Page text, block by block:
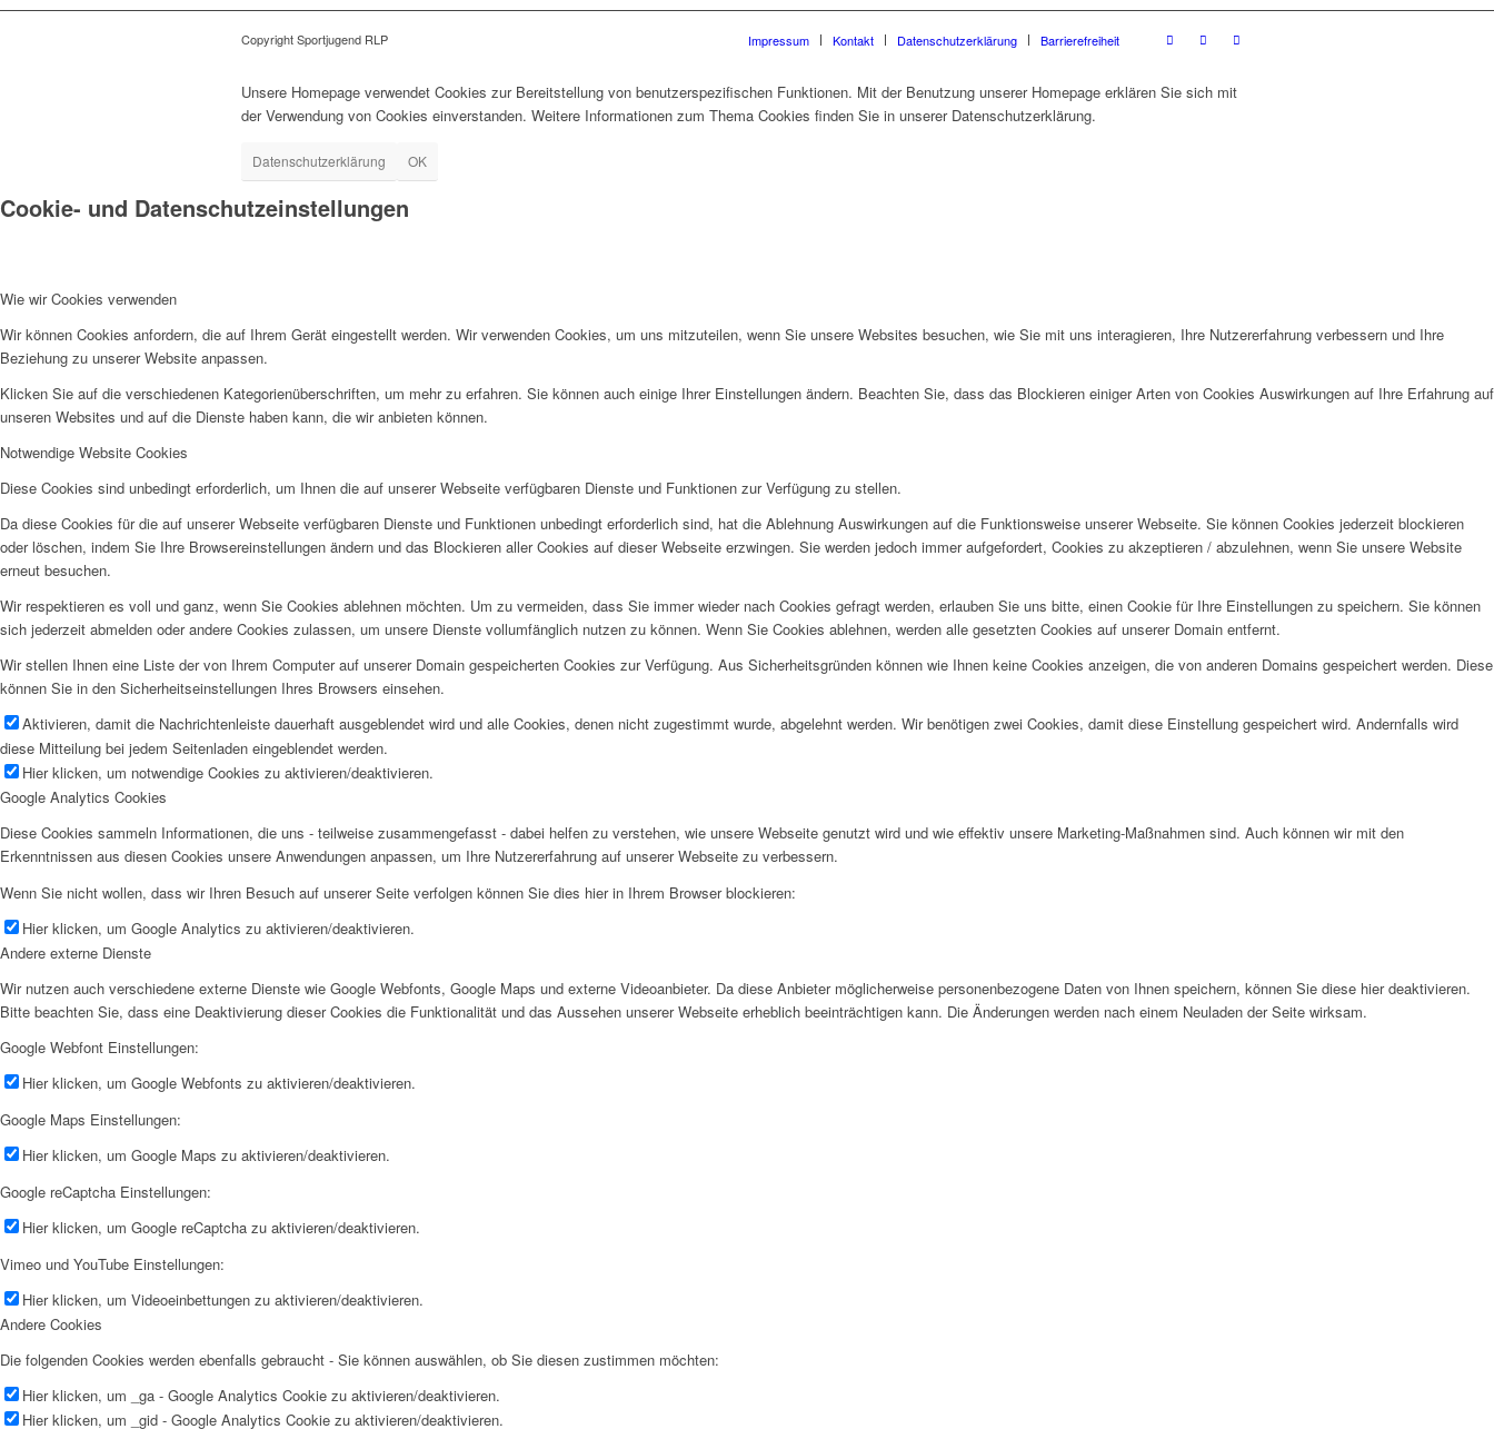
Copyright Sportjugend RLP Impressum Kontakt Datenschutzerklärung Barrierefreiheit
Unsere Homepage verwendet Cookies zur Bereitstellung von benutzerspezifischen Funktionen. Mit der Benutzung unserer Homepage erklären Sie sich mit
der Verwendung von Cookies einverstanden. Weitere Informationen zum Thema Cookies finden Sie in unserer Datenschutzerklärung.
Datenschutzerklärung OK
Cookie- und Datenschutzeinstellungen
Wie wir Cookies verwenden
Wir können Cookies anfordern, die auf Ihrem Gerät eingestellt werden. Wir verwenden Cookies, um uns mitzuteilen, wenn Sie unsere Websites besuchen, wie Sie mit uns interagieren, Ihre Nutzererfahrung verbessern und Ihre
Beziehung zu unserer Website anpassen.
Klicken Sie auf die verschiedenen Kategorienüberschriften, um mehr zu erfahren. Sie können auch einige Ihrer Einstellungen ändern. Beachten Sie, dass das Blockieren einiger Arten von Cookies Auswirkungen auf Ihre Erfahrung auf
unseren Websites und auf die Dienste haben kann, die wir anbieten können.
Notwendige Website Cookies
Diese Cookies sind unbedingt erforderlich, um Ihnen die auf unserer Webseite verfügbaren Dienste und Funktionen zur Verfügung zu stellen.
Da diese Cookies für die auf unserer Webseite verfügbaren Dienste und Funktionen unbedingt erforderlich sind, hat die Ablehnung Auswirkungen auf die Funktionsweise unserer Webseite. Sie können Cookies jederzeit blockieren
oder löschen, indem Sie Ihre Browsereinstellungen ändern und das Blockieren aller Cookies auf dieser Webseite erzwingen. Sie werden jedoch immer aufgefordert, Cookies zu akzeptieren / abzulehnen, wenn Sie unsere Website
erneut besuchen.
Wir respektieren es voll und ganz, wenn Sie Cookies ablehnen möchten. Um zu vermeiden, dass Sie immer wieder nach Cookies gefragt werden, erlauben Sie uns bitte, einen Cookie für Ihre Einstellungen zu speichern. Sie können
sich jederzeit abmelden oder andere Cookies zulassen, um unsere Dienste vollumfänglich nutzen zu können. Wenn Sie Cookies ablehnen, werden alle gesetzten Cookies auf unserer Domain entfernt.
Wir stellen Ihnen eine Liste der von Ihrem Computer auf unserer Domain gespeicherten Cookies zur Verfügung. Aus Sicherheitsgründen können wie Ihnen keine Cookies anzeigen, die von anderen Domains gespeichert werden. Diese
können Sie in den Sicherheitseinstellungen Ihres Browsers einsehen.
Aktivieren, damit die Nachrichtenleiste dauerhaft ausgeblendet wird und alle Cookies, denen nicht zugestimmt wurde, abgelehnt werden. Wir benötigen zwei Cookies, damit diese Einstellung gespeichert wird. Andernfalls wird
diese Mitteilung bei jedem Seitenladen eingeblendet werden.
Hier klicken, um notwendige Cookies zu aktivieren/deaktivieren.
Google Analytics Cookies
Diese Cookies sammeln Informationen, die uns - teilweise zusammengefasst - dabei helfen zu verstehen, wie unsere Webseite genutzt wird und wie effektiv unsere Marketing-Maßnahmen sind. Auch können wir mit den
Erkenntnissen aus diesen Cookies unsere Anwendungen anpassen, um Ihre Nutzererfahrung auf unserer Webseite zu verbessern.
Wenn Sie nicht wollen, dass wir Ihren Besuch auf unserer Seite verfolgen können Sie dies hier in Ihrem Browser blockieren:
Hier klicken, um Google Analytics zu aktivieren/deaktivieren.
Andere externe Dienste
Wir nutzen auch verschiedene externe Dienste wie Google Webfonts, Google Maps und externe Videoanbieter. Da diese Anbieter möglicherweise personenbezogene Daten von Ihnen speichern, können Sie diese hier deaktivieren.
Bitte beachten Sie, dass eine Deaktivierung dieser Cookies die Funktionalität und das Aussehen unserer Webseite erheblich beeinträchtigen kann. Die Änderungen werden nach einem Neuladen der Seite wirksam.
Google Webfont Einstellungen:
Hier klicken, um Google Webfonts zu aktivieren/deaktivieren.
Google Maps Einstellungen:
Hier klicken, um Google Maps zu aktivieren/deaktivieren.
Google reCaptcha Einstellungen:
Hier klicken, um Google reCaptcha zu aktivieren/deaktivieren.
Vimeo und YouTube Einstellungen:
Hier klicken, um Videoeinbettungen zu aktivieren/deaktivieren.
Andere Cookies
Die folgenden Cookies werden ebenfalls gebraucht - Sie können auswählen, ob Sie diesen zustimmen möchten:
Hier klicken, um _ga - Google Analytics Cookie zu aktivieren/deaktivieren.
Hier klicken, um _gid - Google Analytics Cookie zu aktivieren/deaktivieren.